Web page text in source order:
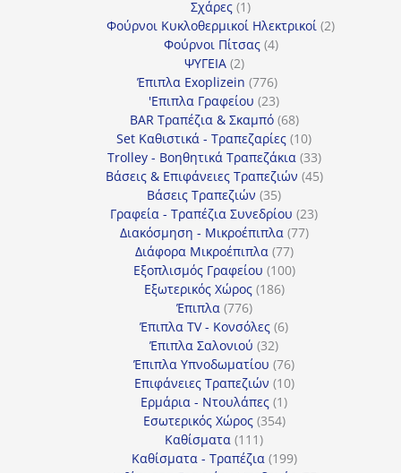
προϊόν
Σχάρες 11
προϊόν
Φούρνοι Κυκλοθερμικοί Ηλεκτρικοί 22
Φούρνοι Πίτσας 44
ΨΥΓΕΙΑ 22
προϊόντα
Έπιπλα Exoplizein 776776
προϊόντα
'Επιπλα Γραφείου 2323
προϊόντα
BAR Τραπέζια & Σκαμπό 6868
προϊόντα
Set Καθιστικά - Τραπεζαρίες 1010
προϊόντα
Trolley - Βοηθητικά Τραπεζάκια 3333
προϊόντα
Βάσεις & Επιφάνειες Τραπεζιών 4545
Βάσεις Τραπεζιών 3535
προϊόντα
Γραφεία - Τραπέζια Συνεδρίου 2323
Διακόσμηση - Μικροέπιπλα 7777
Διάφορα Μικροέπιπλα 7777
προϊόντα
Εξοπλισμός Γραφείου 100100
Εξωτερικός Χώρος 186186
Έπιπλα 776776
προϊόντα
Έπιπλα TV - Κονσόλες 66
Έπιπλα Σαλονιού 3232
προϊόντα
Έπιπλα Υπνοδωματίου 7676
προϊόντα
Επιφάνειες Τραπεζιών 1010
Ερμάρια - Ντουλάπες 11
προϊόν
Εσωτερικός Χώρος 354354
Καθίσματα 111111
προϊόντα
Καθίσματα - Τραπέζια 199199